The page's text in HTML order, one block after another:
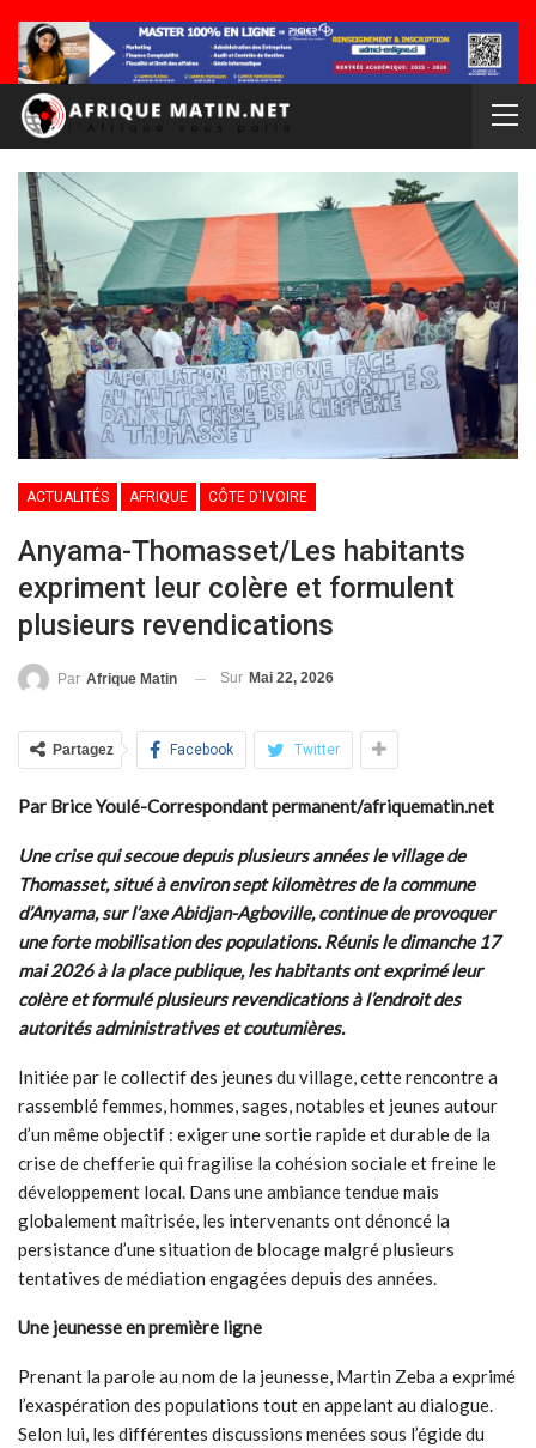
ACTUALITÉS AFRIQUE CÔTE D'IVOIRE
Anyama-Thomasset/Les habitants
expriment leur colère et formulent
plusieurs revendications
Par Afrique Matin Sur Mai 22, 2026
Partagez Facebook Twitter
Par Brice Youlé-Correspondant permanent/afriquematin.net
Une crise qui secoue depuis plusieurs années le village de
Thomasset, situé à environ sept kilomètres de la commune
d’Anyama, sur l’axe Abidjan-Agboville, continue de provoquer
une forte mobilisation des populations. Réunis le dimanche 17
mai 2026 à la place publique, les habitants ont exprimé leur
colère et formulé plusieurs revendications à l’endroit des
autorités administratives et coutumières.
Initiée par le collectif des jeunes du village, cette rencontre a
rassemblé femmes, hommes, sages, notables et jeunes autour
d’un même objectif : exiger une sortie rapide et durable de la
crise de chefferie qui fragilise la cohésion sociale et freine le
développement local. Dans une ambiance tendue mais
globalement maîtrisée, les intervenants ont dénoncé la
persistance d’une situation de blocage malgré plusieurs
tentatives de médiation engagées depuis des années.
Une jeunesse en première ligne
Prenant la parole au nom de la jeunesse, Martin Zeba a exprimé
l’exaspération des populations tout en appelant au dialogue.
Selon lui, les différentes discussions menées sous l’égide du